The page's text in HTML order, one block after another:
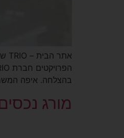
בהצלחה. איפה המשרד
מורג